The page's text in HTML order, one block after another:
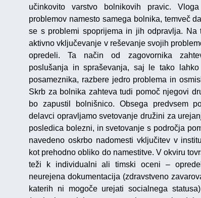
učinkovito varstvo bolnikovih pravic.
problemov namesto samega bolnika, temveč
se s problemi spoprijema in jih odpravlja. Na
aktivno vključevanje v reševanje svojih
opredeli. Ta način od zagovornika
poslušanja in spraševanja, saj le tako
posameznika, razbere jedro problema in
Skrb za bolnika zahteva tudi pomoč njegovi
bo zapustil bolnišnico. Obsega predvsem
delavci opravljamo svetovanje družini za
posledica bolezni, in svetovanje s področja
navedeno oskrbo nadomesti vključitev v
kot prehodno obliko do namestitve. V okviru
teži k individualni ali timski oceni –
neurejena dokumentacija (zdravstveno
katerih ni mogoče urejati socialnega